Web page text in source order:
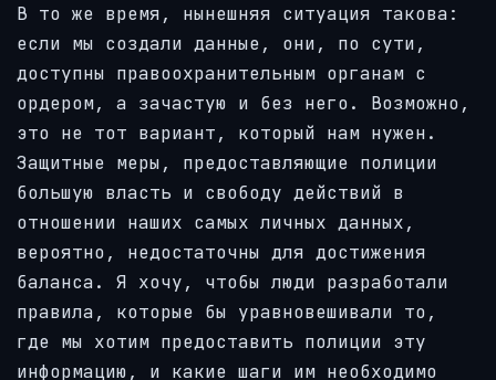
В то же время, нынешняя ситуация такова:
если мы создали данные, они, по сути,
доступны правоохранительным органам с
ордером, а зачастую и без него. Возможно,
это не тот вариант, который нам нужен.
Защитные меры, предоставляющие полиции
большую власть и свободу действий в
отношении наших самых личных данных,
вероятно, недостаточны для достижения
баланса. Я хочу, чтобы люди разработали
правила, которые бы уравновешивали то,
где мы хотим предоставить полиции эту
информацию, и какие шаги им необходимо